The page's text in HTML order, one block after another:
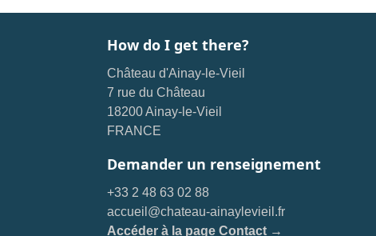
How do I get there?
Château d'Ainay-le-Vieil
7 rue du Château
18200 Ainay-le-Vieil
FRANCE
Demander un renseignement
+33 2 48 63 02 88
accueil@chateau-ainaylevieil.fr
Accéder à la page Contact →